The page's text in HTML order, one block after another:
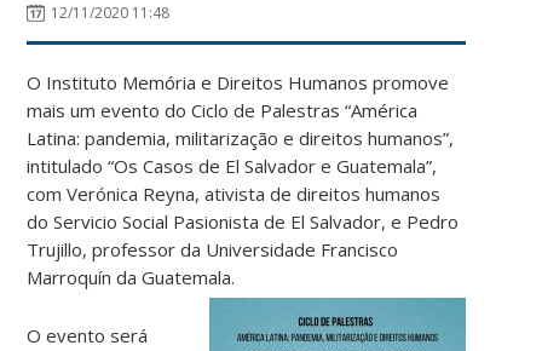
12/11/2020 11:48
O Instituto Memória e Direitos Humanos promove
mais um evento do Ciclo de Palestras “América
Latina: pandemia, militarização e direitos humanos”,
intitulado “Os Casos de El Salvador e Guatemala”,
com Verónica Reyna, ativista de direitos humanos
do Servicio Social Pasionista de El Salvador, e Pedro
Trujillo, professor da Universidade Francisco
Marroquín da Guatemala.
O evento será